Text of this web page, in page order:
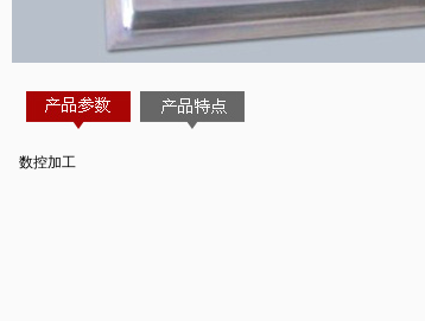
数控加工